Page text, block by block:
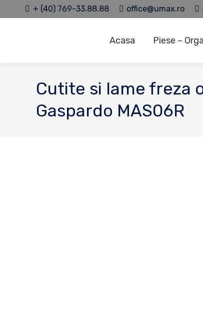
+ (40) 769-33.88.88 office@umax.ro
Acasa Piese –
Cutite si lame freza
Gaspardo MAS06R